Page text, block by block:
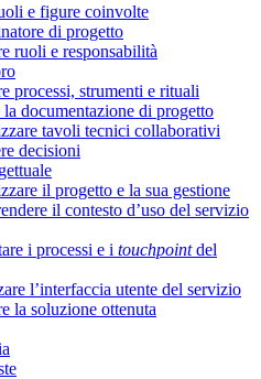
e figure coinvolte
di progetto
ruoli e responsabilità
processi, strumenti e rituali
documentazione di progetto
tavoli tecnici collaborativi
decisioni
il progetto e la sua gestione
il contesto d’uso del servizio
i processi e i touchpointdel
l’interfaccia utente del servizio
la soluzione ottenuta